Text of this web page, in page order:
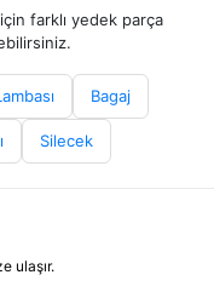
farklı yedek parça
Bagaj
Silecek
ulaşır.